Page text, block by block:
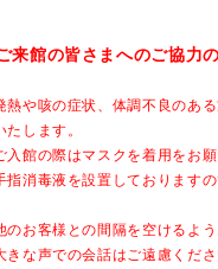
ご来館の皆さまへのご協力
熱や咳の症状、体調不良のあ
たします。
入館の際はマスクを着用をお願
指消毒液を設置しております
のお客様との間隔を空けるよ
きな声での会話はご遠慮くださ